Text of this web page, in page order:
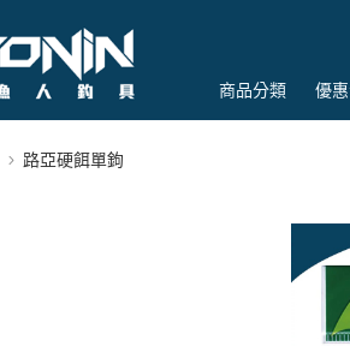
商品分類 優
路亞硬餌單鉤